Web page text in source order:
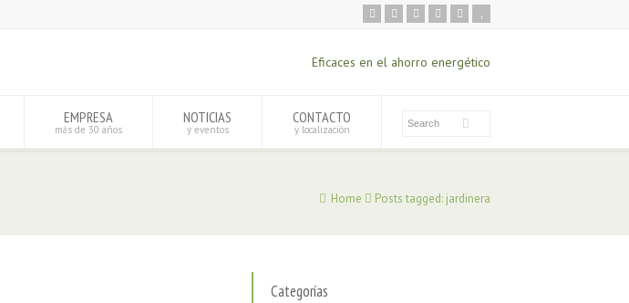
Eficaces en el ahorro energético
EMPRESA
más de 30 años
NOTICIAS
y eventos
CONTACTO
y localización
Home Posts tagged: jardinera
Categorías